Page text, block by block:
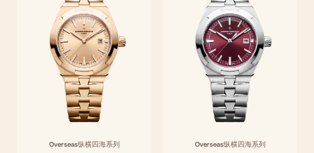
Overseas纵横四海系列 Overseas纵横四海系列